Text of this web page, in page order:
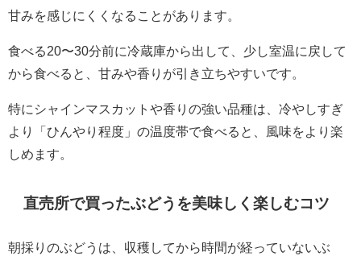
甘みを感じにくくなることがあります。
食べる20〜30分前に冷蔵庫から出して、少し室温に戻して
から食べると、甘みや香りが引き立ちやすいです。
特にシャインマスカットや香りの強い品種は、冷やしすぎ
より「ひんやり程度」の温度帯で食べると、風味をより楽
しめます。
直売所で買ったぶどうを美味しく楽しむコツ
朝採りのぶどうは、収穫してから時間が経っていないぶ